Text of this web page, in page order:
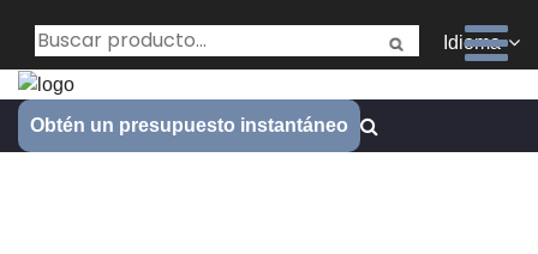
Idioma
Obtén un presupuesto instantáneo